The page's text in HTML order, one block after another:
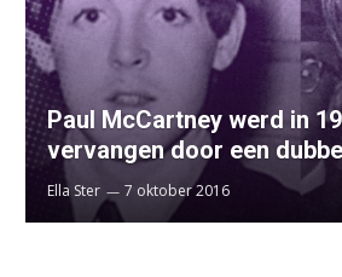
Paul McCartney werd in
vervangen door een
Ella Ster 7 oktober 2016